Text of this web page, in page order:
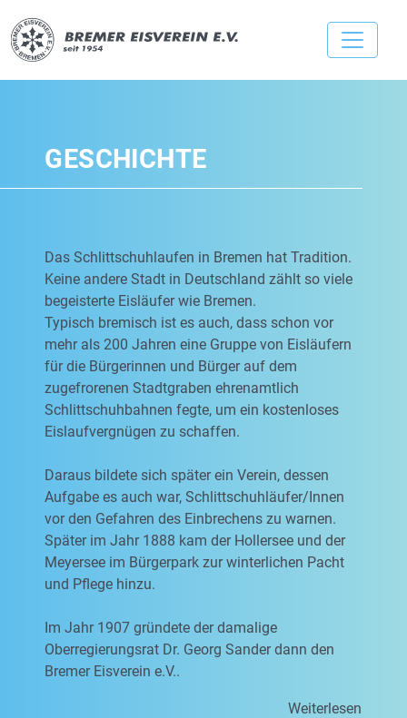
GESCHICHTE
Das Schlittschuhlaufen in Bremen hat Tradition.
Keine andere Stadt in Deutschland zählt so viele
begeisterte Eisläufer wie Bremen.
Typisch bremisch ist es auch, dass schon vor
mehr als 200 Jahren eine Gruppe von Eisläufern
für die Bürgerinnen und Bürger auf dem
zugefrorenen Stadtgraben ehrenamtlich
Schlittschuhbahnen fegte, um ein kostenloses
Eislaufvergnügen zu schaffen.
Daraus bildete sich später ein Verein, dessen
Aufgabe es auch war, Schlittschuhläufer/Innen
vor den Gefahren des Einbrechens zu warnen.
Später im Jahr 1888 kam der Hollersee und der
Meyersee im Bürgerpark zur winterlichen Pacht
und Pflege hinzu.
Im Jahr 1907 gründete der damalige
Oberregierungsrat Dr. Georg Sander dann den
Bremer Eisverein e.V..
Weiterlesen